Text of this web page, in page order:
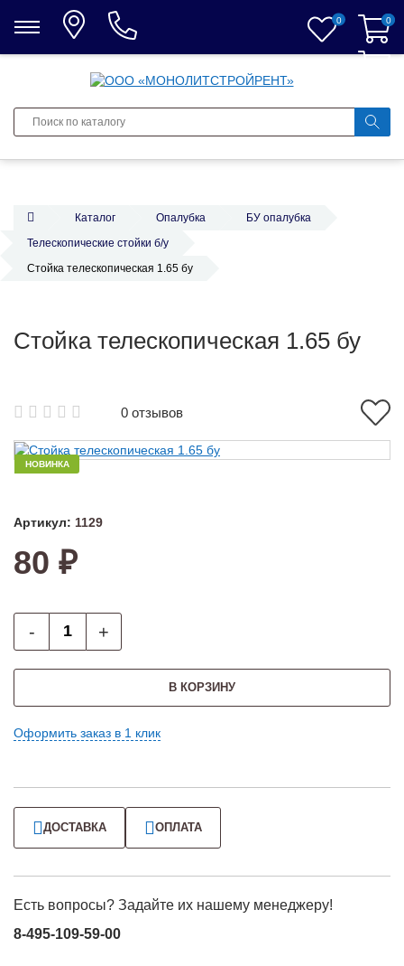
0 0
0
Каталог Опалубка
БУ опалубка
Телескопические стойки б/у
Стойка телескопическая 1.65 бу
Стойка телескопическая 1.65 бу
0 отзывов
НОВИНКА
Артикул: 1129
80 ₽
- +
В КОРЗИНУ
Оформить заказ в 1 клик
ДОСТАВКА ОПЛАТА
Есть вопросы? Задайте их нашему менеджеру!
8-495-109-59-00